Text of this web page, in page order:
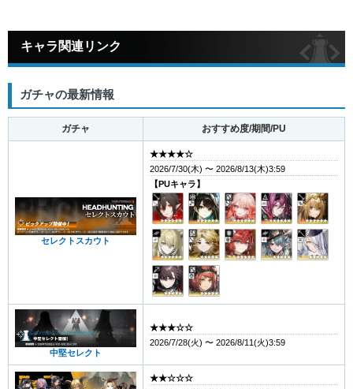
キャラ関連リンク
ガチャの最新情報
ガチャ おすすめ度/期間/PU
セレクトスカウト
★★★★☆
2026/7/30(木) 〜 2026/8/13(木)3:59
【PUキャラ】
中堅セレクト
★★★☆☆
2026/7/28(火) 〜 2026/8/11(火)3:59
★★☆☆☆